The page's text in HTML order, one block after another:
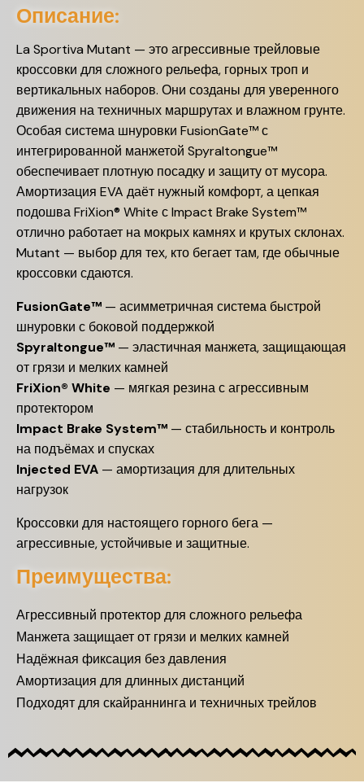
Описание:
La Sportiva Mutant — это агрессивные трейловые
кроссовки для сложного рельефа, горных троп и
вертикальных наборов. Они созданы для уверенного
движения на техничных маршрутах и влажном грунте.
Особая система шнуровки FusionGate™ с
интегрированной манжетой Spyraltongue™
обеспечивает плотную посадку и защиту от мусора.
Амортизация EVA даёт нужный комфорт, а цепкая
подошва FriXion® White с Impact Brake System™
отлично работает на мокрых камнях и крутых склонах.
Mutant — выбор для тех, кто бегает там, где обычные
кроссовки сдаются.
FusionGate™ — асимметричная система быстрой
шнуровки с боковой поддержкой
Spyraltongue™ — эластичная манжета, защищающая
от грязи и мелких камней
FriXion® White — мягкая резина с агрессивным
протектором
Impact Brake System™ — стабильность и контроль
на подъёмах и спусках
Injected EVA — амортизация для длительных
нагрузок
Кроссовки для настоящего горного бега —
агрессивные, устойчивые и защитные.
Преимущества:
Агрессивный протектор для сложного рельефа
Манжета защищает от грязи и мелких камней
Надёжная фиксация без давления
Амортизация для длинных дистанций
Подходят для скайраннинга и техничных трейлов